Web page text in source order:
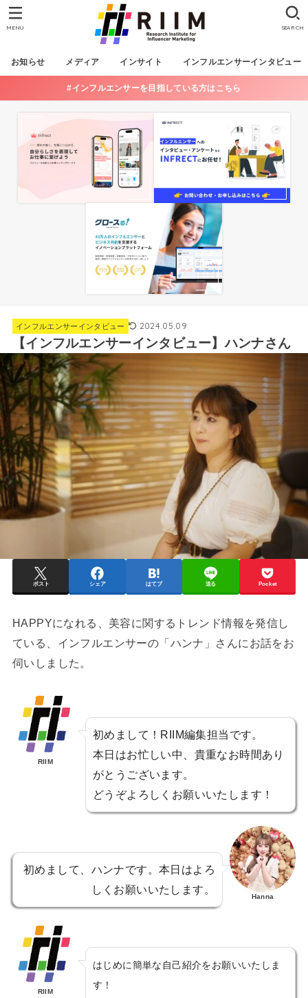
お知らせ メディア インサイト インフルエンサーインタビュー
SEARCH
MENU
#インフルエンサーを目指している方はこちら
インフルエンサーインタビュー 2024.05.09
【インフルエンサーインタビュー】ハンナさん
ポスト シェア はてブ 送る Pocket
HAPPYになれる、美容に関するトレンド情報を発信し
ている、インフルエンサーの「ハンナ」さんにお話をお
伺いしました。
RIIM
初めまして！RIIM編集担当です。
本日はお忙しい中、貴重なお時間あり
がとうございます。
どうぞよろしくお願いいたします！
初めまして、ハンナです。本日はよろ
しくお願いいたします。
Hanna
RIIM
はじめに簡単な自己紹介をお願いいたしま
す！